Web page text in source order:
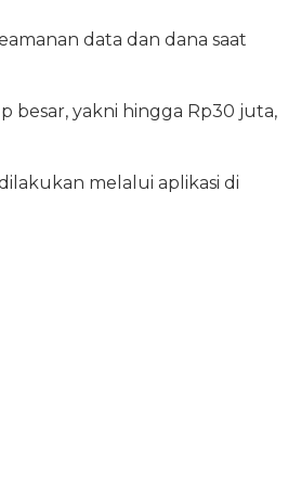
data dan dana saat
besar, yakni hingga Rp30 juta,
melalui aplikasi di